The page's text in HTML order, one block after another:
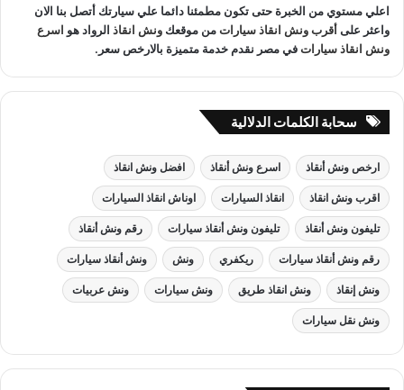
خدمةانقاذ السيارات سهل على عملائنا.
اعلي مستوي من الخبرة حتى تكون مطمئنا دائما علي سيارتك أتصل بنا الان
واعثر علىأقرب ونش انقاذ سياراتمن موقعك ونش انقاذ الرواد هو اسرع
ونش انقاذ سياراتفي مصر نقدم خدمة متميزة بالارخص سعر.
سحابة الكلمات الدلالية
ارخص ونش أنقاذ اسرع ونش أنقاذ افضل ونش انقاذ
اقرب ونش انقاذ انقاذ السيارات اوناش انقاذ السيارات
تليفون ونش أنقاذ تليفون ونش أنقاذ سيارات رقم ونش أنقاذ
رقم ونش أنقاذ سيارات ريكفري ونش ونش أنقاذ سيارات
ونش إنقاذ ونش انقاذ طريق ونش سيارات ونش عربيات
ونش نقل سيارات